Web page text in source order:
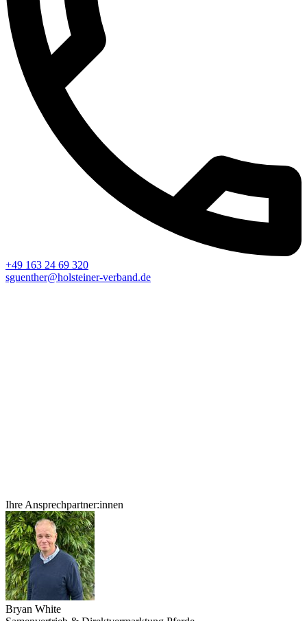
+49 163 24 69 320
sguenther@holsteiner-verband.de
Ihre Ansprechpartner:innen
Bryan White